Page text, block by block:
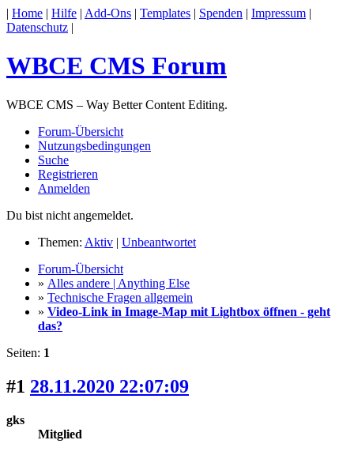
| Home | Hilfe | Add-Ons | Templates | Spenden | Impressum |
Datenschutz |
WBCE CMS Forum
WBCE CMS – Way Better Content Editing.
Forum-Übersicht
Nutzungsbedingungen
Suche
Registrieren
Anmelden
Du bist nicht angemeldet.
Themen: Aktiv | Unbeantwortet
Forum-Übersicht
» Alles andere | Anything Else
» Technische Fragen allgemein
» Video-Link in Image-Map mit Lightbox öffnen - geht
das?
Seiten: 1
#1 28.11.2020 22:07:09
gks
Mitglied